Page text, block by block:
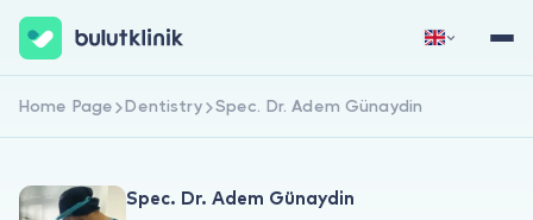
Sign Up Now Sign In
Home Page Dentistry Spec. Dr. Adem Günaydin
Spec. Dr. Adem Günaydin